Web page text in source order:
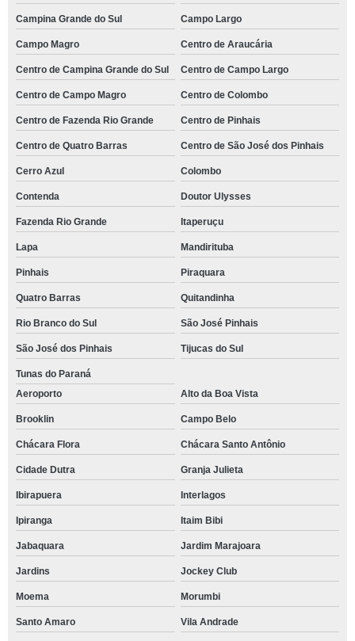
Campina Grande do Sul Campo Largo
Campo Magro Centro de Araucária
Centro de Campina Grande do Sul Centro de Campo Largo
Centro de Campo Magro Centro de Colombo
Centro de Fazenda Rio Grande Centro de Pinhais
Centro de Quatro Barras Centro de São José dos Pinhais
Cerro Azul Colombo
Contenda Doutor Ulysses
Fazenda Rio Grande Itaperuçu
Lapa Mandirituba
Pinhais Piraquara
Quatro Barras Quitandinha
Rio Branco do Sul São José Pinhais
São José dos Pinhais Tijucas do Sul
Tunas do Paraná
Aeroporto
Alto da Boa Vista
Brooklin Campo Belo
Chácara Flora Chácara Santo Antônio
Cidade Dutra Granja Julieta
Ibirapuera Interlagos
Ipiranga Itaim Bibi
Jabaquara Jardim Marajoara
Jardins Jockey Club
Moema Morumbi
Santo Amaro Vila Andrade